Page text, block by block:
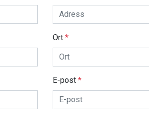
Ort *
E-post *